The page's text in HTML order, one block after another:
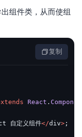
组件类，从而使组
复制
React .
自定义组件</div> ;